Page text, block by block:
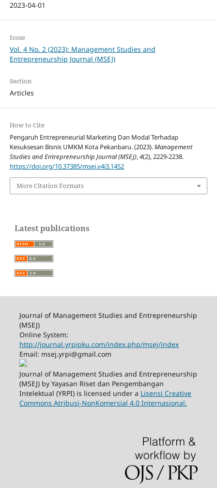
2023-04-01
Issue
Vol. 4 No. 2 (2023): Management Studies and
Entrepreneurship Journal (MSEJ)
Section
Articles
How to Cite
Pengaruh Entrepreneurial Marketing Dan Modal Terhadap
Kesuksesan Bisnis UMKM Kota Pekanbaru. (2023).Management
Studies and Entrepreneurship Journal (MSEJ),4(2), 2229-2238.
https://doi.org/10.37385/msej.v4i3.1452
More Citation Formats
Latest publications
Journal of Management Studies and Entrepreneurship
(MSEJ)
Online System:
http://journal.yrpipku.com/index.php/msej/index
Email: msej.yrpi@gmail.com
Journal of Management Studies and Entrepreneurship
(MSEJ) by Yayasan Riset dan Pengembangan
Intelektual (YRPI) is licensed under a Lisensi Creative
Commons Atribusi-NonKomersial 4.0 Internasional.